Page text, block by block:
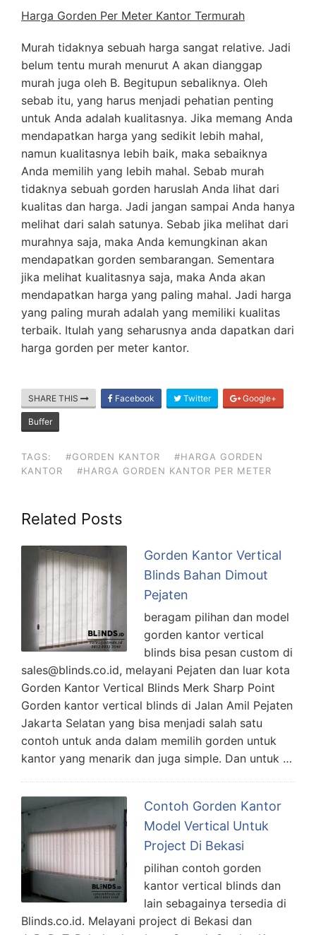
Harga Gorden Per Meter Kantor Termurah
Murah tidaknya sebuah harga sangat relative. Jadi
belum tentu murah menurut A akan dianggap
murah juga oleh B. Begitupun sebaliknya. Oleh
sebab itu, yang harus menjadi pehatian penting
untuk Anda adalah kualitasnya. Jika memang Anda
mendapatkan harga yang sedikit lebih mahal,
namun kualitasnya lebih baik, maka sebaiknya
Anda memilih yang lebih mahal. Sebab murah
tidaknya sebuah gorden haruslah Anda lihat dari
kualitas dan harga. Jadi jangan sampai Anda hanya
melihat dari salah satunya. Sebab jika melihat dari
murahnya saja, maka Anda kemungkinan akan
mendapatkan gorden sembarangan. Sementara
jika melihat kualitasnya saja, maka Anda akan
mendapatkan harga yang paling mahal. Jadi harga
yang paling murah adalah yang memiliki kualitas
terbaik. Itulah yang seharusnya anda dapatkan dari
harga gorden per meter kantor.
SHARE THIS Facebook Twitter Google+
Buffer
TAGS: #GORDEN KANTOR
#HARGA GORDEN
KANTOR
#HARGA GORDEN KANTOR PER METER
Related Posts
Gorden Kantor Vertical
Blinds Bahan Dimout
Pejaten
beragam pilihan dan model
gorden kantor vertical
blinds bisa pesan custom di
sales@blinds.co.id, melayani Pejaten dan luar kota
Gorden Kantor Vertical Blinds Merk Sharp Point
Gorden kantor vertical blinds di Jalan Amil Pejaten
Jakarta Selatan yang bisa menjadi salah satu
contoh untuk anda dalam memilih gorden untuk
kantor yang menarik dan juga simple. Dan untuk …
Contoh Gorden Kantor
Model Vertical Untuk
Project Di Bekasi
pilihan contoh gorden
kantor vertical blinds dan
lain sebagainya tersedia di
Blinds.co.id. Melayani project di Bekasi dan